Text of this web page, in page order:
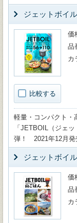
ジェットボイ
比較する
価
品
カ
軽量・コンパクト・
「JETBOIL（ジェ
弾！ 2021年12月発
ジェットボイ
価
品
カ